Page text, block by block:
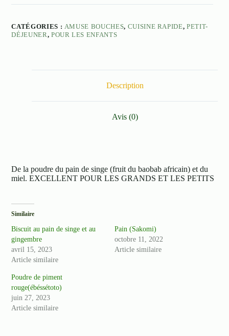
CATÉGORIES : AMUSE BOUCHES, CUISINE RAPIDE,PETIT-
DÉJEUNER, POUR LES ENFANTS
Description
Avis (0)
De la poudre du pain de singe (fruit du baobab africain) et du
miel. EXCELLENT POUR LES GRANDS ET LES PETITS
Similaire
Biscuit au pain de singe et au
gingembre
avril 15, 2023
Article similaire
Pain (Sakomi)
octobre 11, 2022
Article similaire
Poudre de piment
rouge(ébéssétoto)
juin 27, 2023
Article similaire